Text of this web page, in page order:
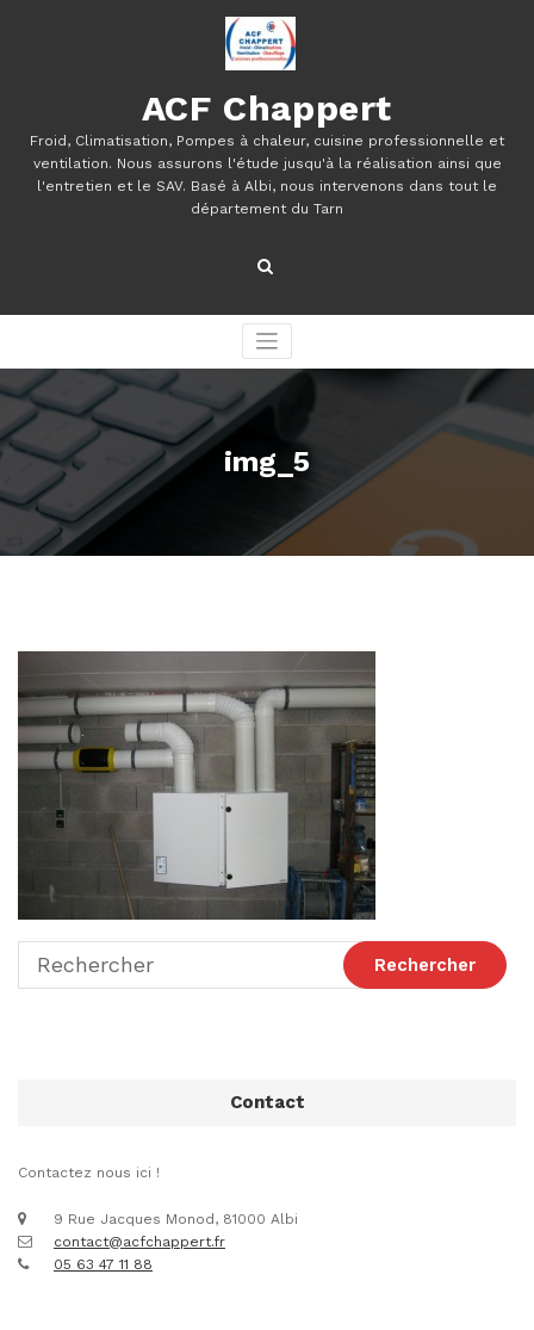
ACF Chappert
Froid, Climatisation, Pompes à chaleur, cuisine professionnelle et
ventilation. Nous assurons l'étude jusqu'à la réalisation ainsi que
l'entretien et le SAV. Basé à Albi, nous intervenons dans tout le
département du Tarn
img_5
Contact
Contactez nous ici !
9 Rue Jacques Monod, 81000 Albi
contact@acfchappert.fr
05 63 47 11 88